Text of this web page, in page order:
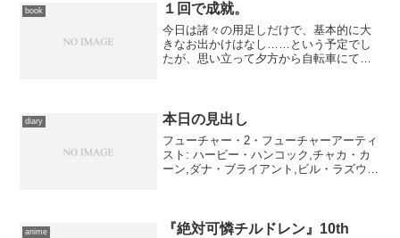
book １回で成就。
今日は諸々の用足しだけで、基本的に大
きなお出かけはなし……という予定でし
たが、思い立って夕方から自転車にてお
す。このところお買い...
diary 本日の見出し
フューチャー・2・フューチャーアーティ
スト: ハービー・ハンコック,チャカ・カ
ーン,ダナ・ブライアント,ビル・ラズウェ
日...
anime
『絶対可憐チルドレン』10th